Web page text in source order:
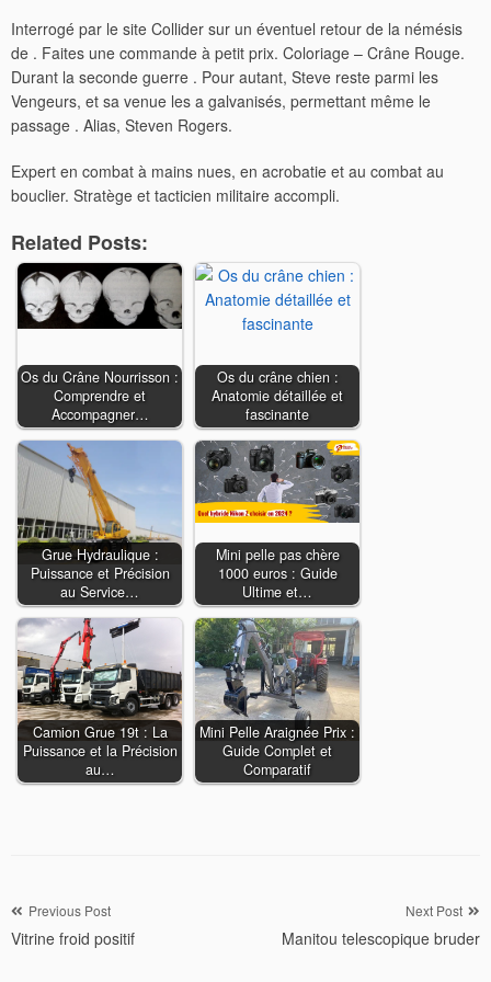
Interrogé par le site Collider sur un éventuel retour de la némésis
de . Faites une commande à petit prix. Coloriage – Crâne Rouge.
Durant la seconde guerre . Pour autant, Steve reste parmi les
Vengeurs, et sa venue les a galvanisés, permettant même le
passage . Alias, Steven Rogers.
Expert en combat à mains nues, en acrobatie et au combat au
bouclier. Stratège et tacticien militaire accompli.
Related Posts:
Os du Crâne Nourrisson :
Comprendre et
Accompagner…
Os du crâne chien :
Anatomie détaillée et
fascinante
Grue Hydraulique :
Puissance et Précision
au Service…
Mini pelle pas chère
1000 euros : Guide
Ultime et…
Camion Grue 19t : La
Puissance et la Précision
au…
Mini Pelle Araignée Prix :
Guide Complet et
Comparatif
Navigation
de
Previous Post
Vitrine froid positif
Next Post
Manitou telescopique bruder